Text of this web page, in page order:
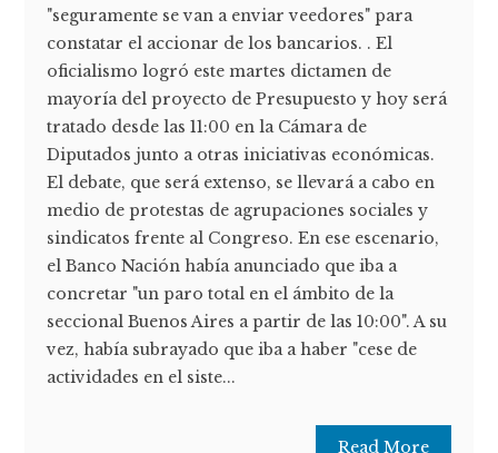
"seguramente se van a enviar veedores" para
constatar el accionar de los bancarios. . El
oficialismo logró este martes dictamen de
mayoría del proyecto de Presupuesto y hoy será
tratado desde las 11:00 en la Cámara de
Diputados junto a otras iniciativas económicas.
El debate, que será extenso, se llevará a cabo en
medio de protestas de agrupaciones sociales y
sindicatos frente al Congreso. En ese escenario,
el Banco Nación había anunciado que iba a
concretar "un paro total en el ámbito de la
seccional Buenos Aires a partir de las 10:00". A su
vez, había subrayado que iba a haber "cese de
actividades en el siste...
Read More